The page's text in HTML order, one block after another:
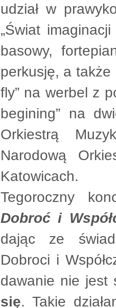
udział w
„Świat
basowy,
perkusję, a także
fly” na werbel z
begining” na
Orkiestrą
Narodową
Katowicach.
Tegoroczny
Dobroć i
dając ze
Dobroci i
dawanie nie jest
się. Takie